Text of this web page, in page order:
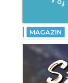
MAGAZIN